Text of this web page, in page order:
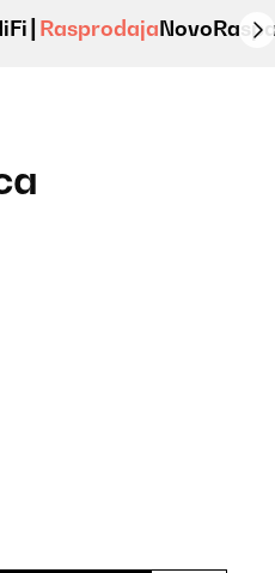
RasprodajaNovo